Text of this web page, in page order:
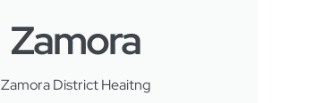
Zamora
Zamora District Heaitng